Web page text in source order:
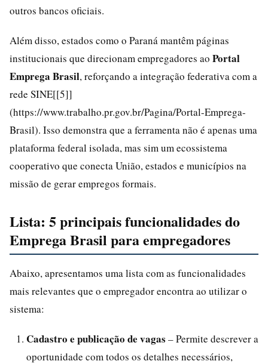
outros bancos oficiais.
Além disso, estados como o Paraná mantêm páginas
institucionais que direcionam empregadores ao Portal
Emprega Brasil, reforçando a integração federativa com a
rede SINE[[5]]
(https://www.trabalho.pr.gov.br/Pagina/Portal-Emprega-
Brasil). Isso demonstra que a ferramenta não é apenas uma
plataforma federal isolada, mas sim um ecossistema
cooperativo que conecta União, estados e municípios na
missão de gerar empregos formais.
Lista: 5 principais funcionalidades do
Emprega Brasil para empregadores
Abaixo, apresentamos uma lista com as funcionalidades
mais relevantes que o empregador encontra ao utilizar o
sistema:
Cadastro e publicação de vagas – Permite descrever a
oportunidade com todos os detalhes necessários,